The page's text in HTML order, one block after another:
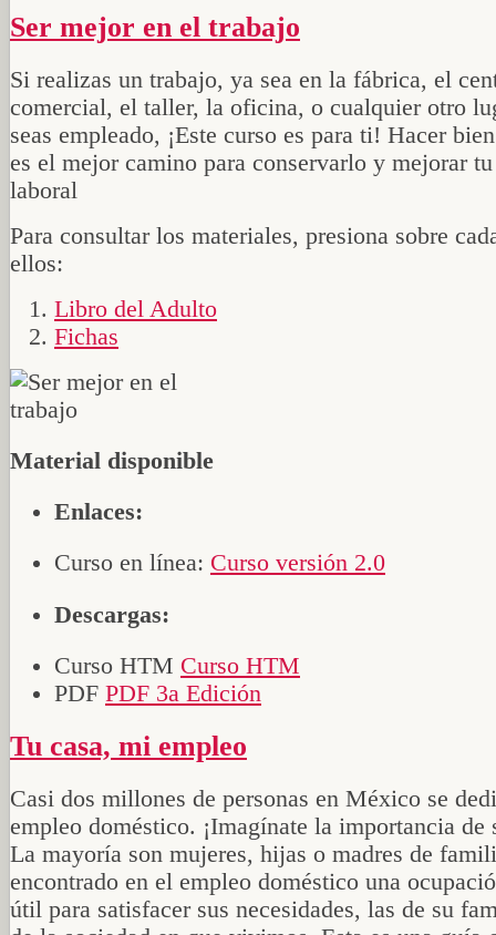
Ser mejor en el trabajo
Si realizas un trabajo, ya sea en la fábrica, el
comercial, el taller, la oficina, o cualquier otro
seas empleado, ¡Este curso es para ti! Hacer
es el mejor camino para conservarlo y mejorar
laboral
Para consultar los materiales, presiona sobre
ellos:
Libro del Adulto
Fichas
Material disponible
Enlaces:
Curso en línea: Curso versión 2.0
Descargas:
Curso HTM Curso HTM
PDF PDF 3a Edición
Tu casa, mi empleo
Casi dos millones de personas en México se
empleo doméstico. ¡Imagínate la importancia de
La mayoría son mujeres, hijas o madres de
encontrado en el empleo doméstico una
útil para satisfacer sus necesidades, las de su